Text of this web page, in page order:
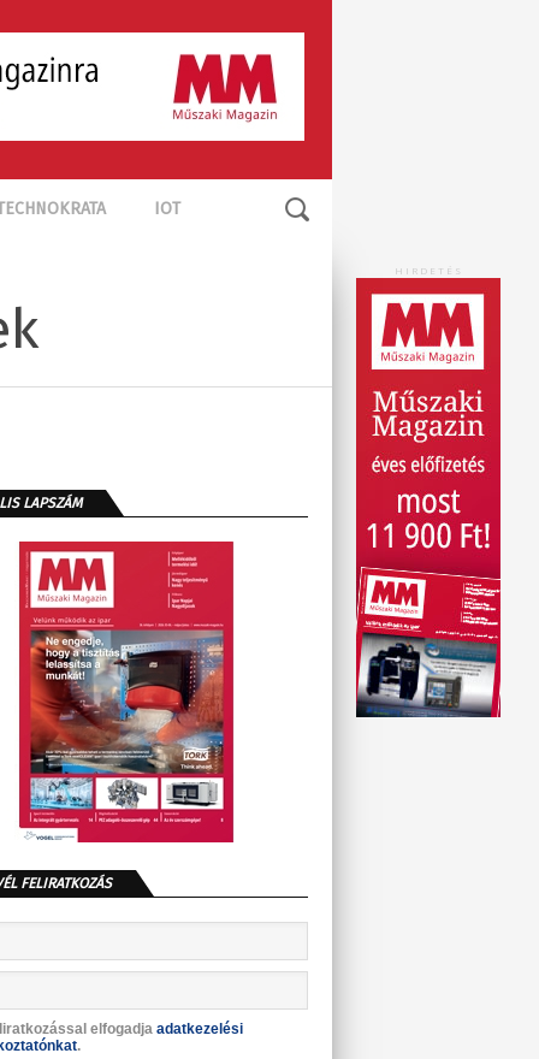
IOT
HIRDETÉS
LAPSZÁM
FELIRATKOZÁS
elfogadja adatkezelési
.